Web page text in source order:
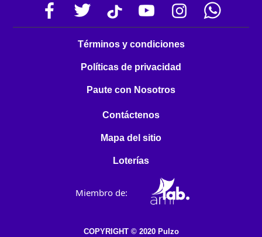
Términos y condiciones
Políticas de privacidad
Paute con Nosotros
Contáctenos
Mapa del sitio
Loterías
Miembro de:
COPYRIGHT © 2020 Pulzo